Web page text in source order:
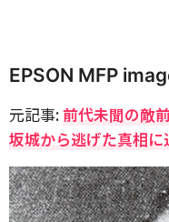
EPSON MFP
元記事:前代未聞の敵
坂城から逃げた真相に